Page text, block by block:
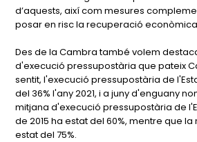
d’aquests, així com mesures
posar en risc la recuperació
Des de la Cambra també volem
d'execució pressupostària que pateix
sentit, l'execució pressupostària de
del 36% l'any 2021, i a juny d'enguany
mitjana d'execució pressupostària de
de 2015 ha estat del 60%, mentre que
estat del 75%.